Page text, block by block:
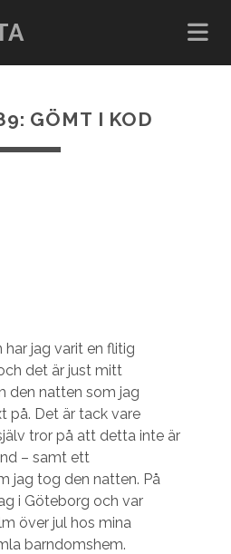
GÖMT I KOD
har jag varit en flitig
det är just mitt
den natten som jag
på. Det är tack vare
tror på att detta inte är
– samt ett
jag tog den natten. På
i Göteborg och var
över jul hos mina
barndomshem.